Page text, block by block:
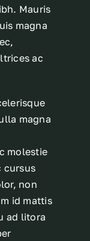
Mauris
magna
ac
magna
molestie
cursus
non
id mattis
ad litora